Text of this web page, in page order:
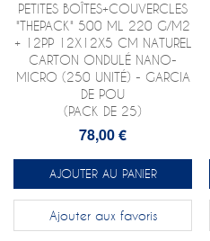
PETITES BOÎTES+COUVERCLES
"THEPACK" 500 ML 220 G/M2
+ 12PP 12X12X5 CM NATUREL
CARTON ONDULÉ NANO-
MICRO (250 UNITÉ) - GARCIA
DE POU
(PACK DE 25)
78,00 €
AJOUTER AU PANIER
Ajouter aux favoris